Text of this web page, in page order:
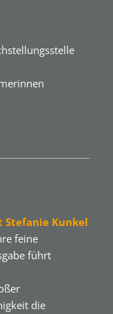
Kunkel
feine
führt
die